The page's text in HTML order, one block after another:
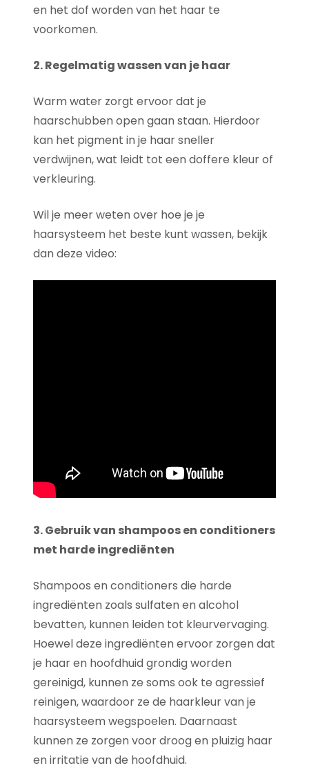
en het dof worden van het haar te
voorkomen.
2. Regelmatig wassen van je haar
Warm water zorgt ervoor dat je
haarschubben open gaan staan. Hierdoor
kan het pigment in je haar sneller
verdwijnen, wat leidt tot een doffere kleur of
verkleuring.
Wil je meer weten over hoe je je
haarsysteem het beste kunt wassen, bekijk
dan deze video:
3. Gebruik van shampoos en conditioners
met harde ingrediënten
Shampoos en conditioners die harde
ingrediënten zoals sulfaten en alcohol
bevatten, kunnen leiden tot kleurvervaging.
Hoewel deze ingrediënten ervoor zorgen dat
je haar en hoofdhuid grondig worden
gereinigd, kunnen ze soms ook te agressief
reinigen, waardoor ze de haarkleur van je
haarsysteem wegspoelen. Daarnaast
kunnen ze zorgen voor droog en pluizig haar
en irritatie van de hoofdhuid.